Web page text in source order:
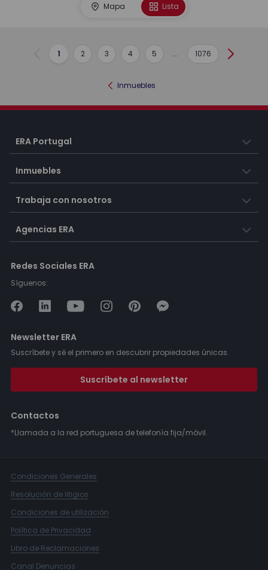
Mapa Lista
Anterior
1 2 3 4 5 ... 1076
Inmuebles
ERA Portugal
Inmuebles
Trabaja con nosotros
Agencias ERA
Redes Sociales ERA
Síguenos:
Newsletter ERA
Suscríbete y sé el primero en descubrir propiedades únicas.
Suscríbete al newsletter
Contactos
*Llamada a la red portuguesa de telefonía fija/móvil.
Condiciones Generales
Resolución de litigios
Condiciones de utilización
Política de Privacidad
Libro de Reclamaciones
Canal Denuncias